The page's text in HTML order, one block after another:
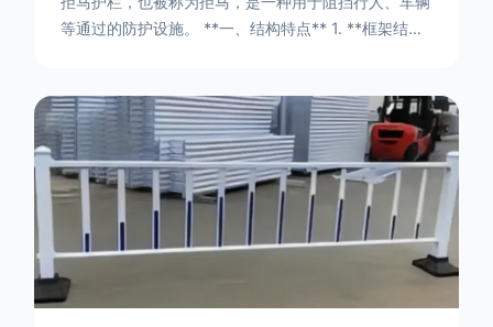
等通过的防护设施。 **一、结构特点** 1. **框架结构
方形的框架组合。这些框架相互连接，形成一个稳定的
结构，能够承受一定的冲击力。例如，在一些临时交通
管制的现场，三角形框架的拒马护栏可以很方便地拼接
在一起，像一个个小的三角锥形状的结构单